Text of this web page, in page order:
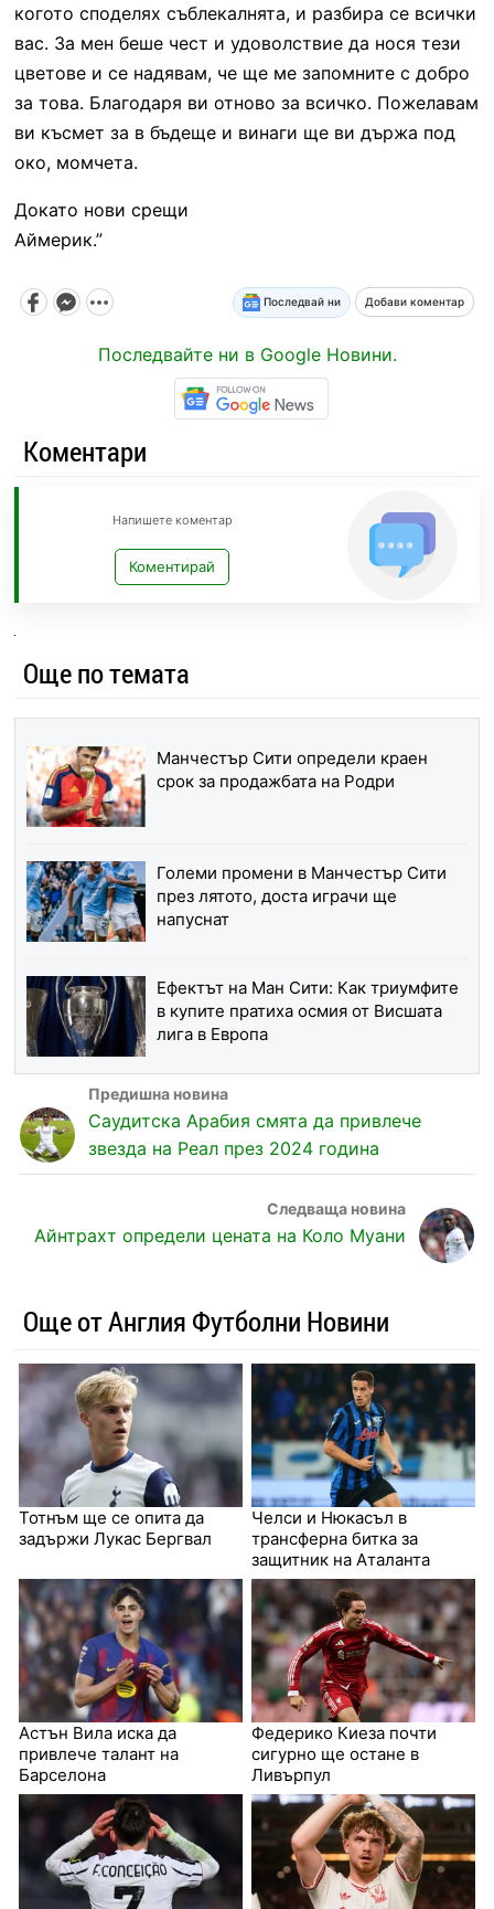
когото споделях съблекалнята, и разбира се всички
вас. За мен беше чест и удоволствие да нося тези
цветове и се надявам, че ще ме запомните с добро
за това. Благодаря ви отново за всичко. Пожелавам
ви късмет за в бъдеще и винаги ще ви държа под
око, момчета.
Докато нови срещи
Аймерик.”
Последвай ни Добави коментар
Последвайте ни в Google Новини.
Коментари
Напишете коментар
Коментирай
Още по темата
Манчестър Сити определи краен
срок за продажбата на Родри
Големи промени в Манчестър Сити
през лятото, доста играчи ще
напуснат
Ефектът на Ман Сити: Как триумфите
в купите пратиха осмия от Висшата
лига в Европа
Саудитска Арабия смята да привлече
звезда на Реал през 2024 година
Айнтрахт определи цената на Коло Муани
Още от Англия Футболни Новини
Тотнъм ще се опита да
задържи Лукас Бергвал
Челси и Нюкасъл в
трансферна битка за
защитник на Аталанта
Астън Вила иска да
привлече талант на
Барселона
Федерико Киеза почти
сигурно ще остане в
Ливърпул